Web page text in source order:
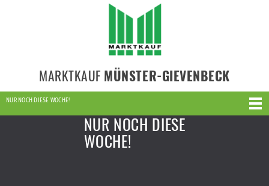
MARKTKAUF MÜNSTER-GIEVENBECK
NUR NOCH DIESE WOCHE!
NUR NOCH DIESE
WOCHE!